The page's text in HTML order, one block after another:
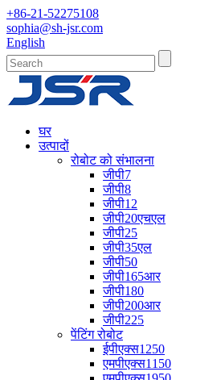
+86-21-52275108
sophia@sh-jsr.com
English
घर
उत्पादों
रोबोट को संभालना
जीपी7
जीपी8
जीपी12
जीपी20एचएल
जीपी25
जीपी35एल
जीपी50
जीपी165आर
जीपी180
जीपी200आर
जीपी225
पेंटिंग रोबोट
ईपीएक्स1250
एमपीएक्स1150